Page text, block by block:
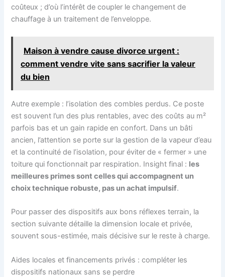
coûteux ; d’où l’intérêt de coupler le changement de
chauffage à un traitement de l’enveloppe.
Maison à vendre cause divorce urgent :
comment vendre vite sans sacrifier la valeur
du bien
Autre exemple : l’isolation des combles perdus. Ce poste
est souvent l’un des plus rentables, avec des coûts au m²
parfois bas et un gain rapide en confort. Dans un bâti
ancien, l’attention se porte sur la gestion de la vapeur d’eau
et la continuité de l’isolation, pour éviter de « fermer » une
toiture qui fonctionnait par respiration. Insight final : les
meilleures primes sont celles qui accompagnent un
choix technique robuste, pas un achat impulsif.
Pour passer des dispositifs aux bons réflexes terrain, la
section suivante détaille la dimension locale et privée,
souvent sous-estimée, mais décisive sur le reste à charge.
Aides locales et financements privés : compléter les
dispositifs nationaux sans se perdre